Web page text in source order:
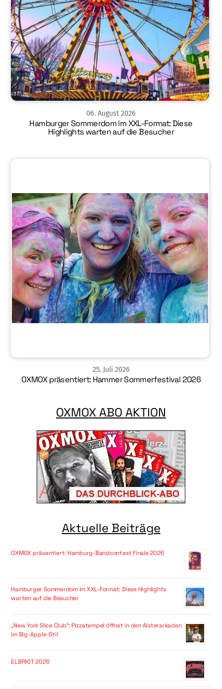
06. August 2026
Hamburger Sommerdom im XXL-Format: Diese
Highlights warten auf die Besucher
25. Juli 2026
OXMOX präsentiert: Hammer Sommerfestival 2026
OXMOX ABO AKTION
Aktuelle Beiträge
OXMOX präsentiert: Hamburg-Bandcontest Finale 2026
Hamburger Sommerdom im XXL-Format: Diese Highlights
warten auf die Besucher
„New York Slice Club“: Pizzatempel öffnet in den Alsterarkaden
im Big-Apple-Stil
ELBRIOT 2026